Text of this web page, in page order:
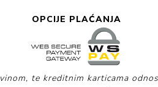
OPCIJE PLAĆANJA
te kreditnim karticama